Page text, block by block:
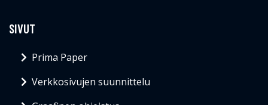
SIVUT
Prima Paper
Verkkosivujen suunnittelu